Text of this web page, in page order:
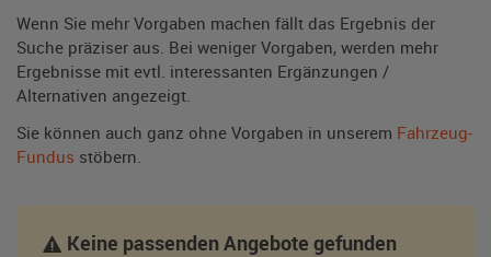
Wenn Sie mehr Vorgaben machen fällt das Ergebnis der
Suche präziser aus. Bei weniger Vorgaben, werden mehr
Ergebnisse mit evtl. interessanten Ergänzungen /
Alternativen angezeigt.
Sie können auch ganz ohne Vorgaben in unserem Fahrzeug-
Fundus stöbern.
Keine passenden Angebote gefunden